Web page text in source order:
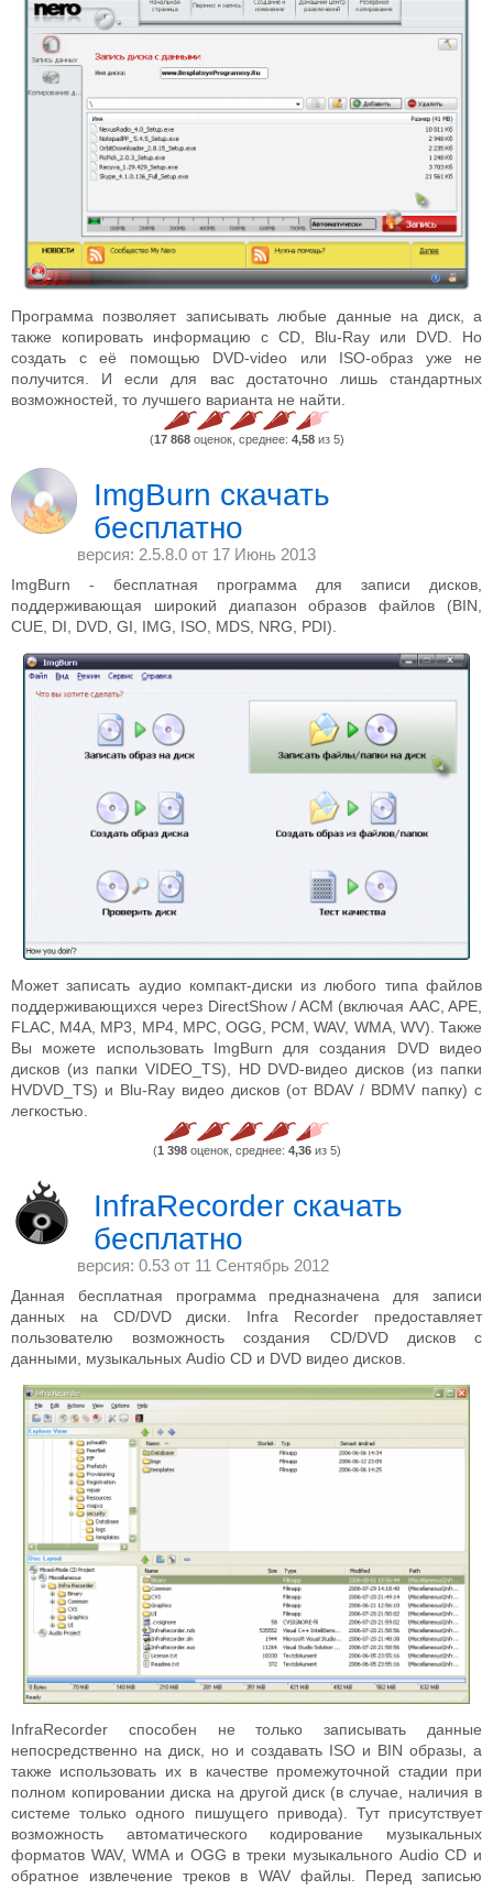
Программа позволяет записывать любые данные на диск, а
также копировать информацию с CD, Blu-Ray или DVD. Но
создать с её помощью DVD-video или ISO-образ уже не
получится. И если для вас достаточно лишь стандартных
возможностей, то лучшего варианта не найти.
(17 868оценок, среднее: 4,58из 5)
ImgBurn скачать
бесплатно
версия: 2.5.8.0 от 17 Июнь 2013
ImgBurn - бесплатная программа для записи дисков,
поддерживающая широкий диапазон образов файлов (BIN,
CUE, DI, DVD, GI, IMG, ISO, MDS, NRG, PDI).
Может записать аудио компакт-диски из любого типа файлов
поддерживающихся через DirectShow / ACM (включая AAC, APE,
FLAC, M4A, MP3, MP4, MPC, OGG, PCM, WAV, WMA, WV). Также
Вы можете использовать ImgBurn для создания DVD видео
дисков (из папки VIDEO_TS), HD DVD-видео дисков (из папки
HVDVD_TS) и Blu-Ray видео дисков (от BDAV / BDMV папку) с
легкостью.
(1 398оценок, среднее: 4,36из 5)
InfraRecorder скачать
бесплатно
версия: 0.53 от 11 Сентябрь 2012
Данная бесплатная программа предназначена для записи
данных на CD/DVD диски. Infra Recorder предоставляет
пользователю возможность создания CD/DVD дисков с
данными, музыкальных Audio CD и DVD видео дисков.
InfraRecorder способен не только записывать данные
непосредственно на диск, но и создавать ISO и BIN образы, а
также использовать их в качестве промежуточной стадии при
полном копировании диска на другой диск (в случае, наличия в
системе только одного пишущего привода). Тут присутствует
возможность автоматического кодирование музыкальных
форматов WAV, WMA и OGG в треки музыкального Audio CD и
обратное извлечение треков в WAV файлы. Перед записью